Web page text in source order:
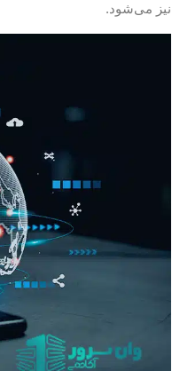
نیز می‌شود.